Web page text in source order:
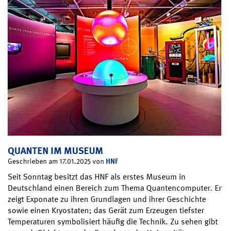
QUANTEN IM MUSEUM
Geschrieben am 17.01.2025 von HNF
Seit Sonntag besitzt das HNF als erstes Museum in
Deutschland einen Bereich zum Thema Quantencomputer. Er
zeigt Exponate zu ihren Grundlagen und ihrer Geschichte
sowie einen Kryostaten; das Gerät zum Erzeugen tiefster
Temperaturen symbolisiert häufig die Technik. Zu sehen gibt